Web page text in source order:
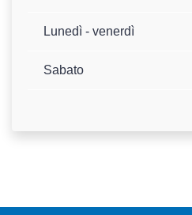
Lunedì - venerdì
Sabato